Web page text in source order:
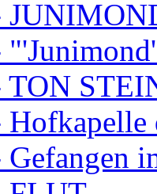
TON
Hofkapelle